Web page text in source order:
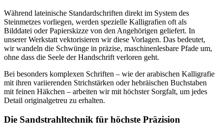
Während lateinische Standardschriften direkt im System des
Steinmetzes vorliegen, werden spezielle Kalligrafien oft als
Bilddatei oder Papierskizze von den Angehörigen geliefert. In
unserer Werkstatt vektorisieren wir diese Vorlagen. Das bedeutet,
wir wandeln die Schwünge in präzise, maschinenlesbare Pfade um,
ohne dass die Seele der Handschrift verloren geht.
Bei besonders komplexen Schriften – wie der arabischen Kalligrafie
mit ihren variierenden Strichstärken oder hebräischen Buchstaben
mit feinen Häkchen – arbeiten wir mit höchster Sorgfalt, um jedes
Detail originalgetreu zu erhalten.
Die Sandstrahltechnik für höchste Präzision